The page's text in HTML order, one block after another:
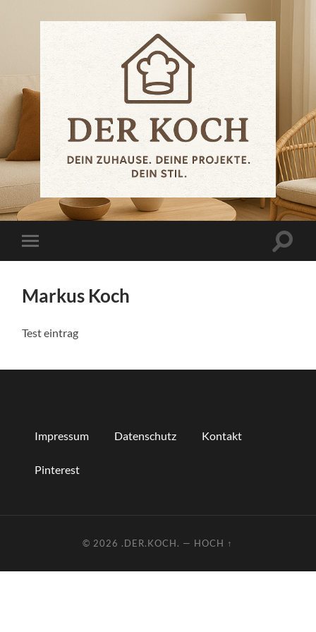
.der.koch.
Mobile-
Menü
Markus Koch
Test eintrag
Impressum Datenschutz Kontakt
Pinterest
© 2026 .DER.KOCH. — HOCH ↑